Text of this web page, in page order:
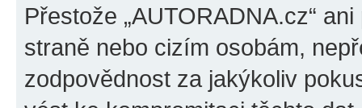
Přestože „AUTORADNA.cz“
straně nebo cizím osobám,
zodpovědnost za jakýkoliv